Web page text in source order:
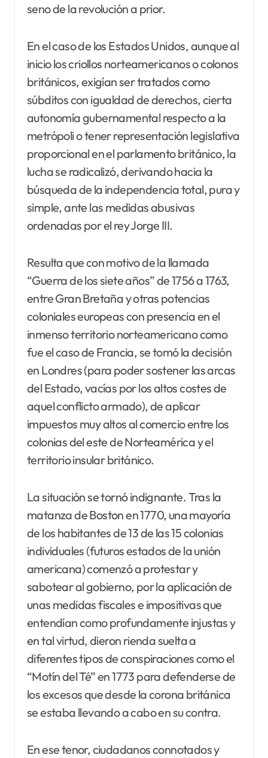
seno de la revolución a prior.
En el caso de los Estados Unidos, aunque al
inicio los criollos norteamericanos o colonos
británicos, exigían ser tratados como
súbditos con igualdad de derechos, cierta
autonomía gubernamental respecto a la
metrópoli o tener representación legislativa
proporcional en el parlamento británico, la
lucha se radicalizó, derivando hacia la
búsqueda de la independencia total, pura y
simple, ante las medidas abusivas
ordenadas por el rey Jorge III.
Resulta que con motivo de la llamada
“Guerra de los siete años” de 1756 a 1763,
entre Gran Bretaña y otras potencias
coloniales europeas con presencia en el
inmenso territorio norteamericano como
fue el caso de Francia, se tomó la decisión
en Londres (para poder sostener las arcas
del Estado, vacías por los altos costes de
aquel conflicto armado), de aplicar
impuestos muy altos al comercio entre los
colonias del este de Norteamérica y el
territorio insular británico.
La situación se tornó indignante. Tras la
matanza de Boston en 1770, una mayoría
de los habitantes de 13 de las 15 colonias
individuales (futuros estados de la unión
americana) comenzó a protestar y
sabotear al gobierno, por la aplicación de
unas medidas fiscales e impositivas que
entendían como profundamente injustas y
en tal virtud, dieron rienda suelta a
diferentes tipos de conspiraciones como el
“Motín del Té” en 1773 para defenderse de
los excesos que desde la corona británica
se estaba llevando a cabo en su contra.
En ese tenor, ciudadanos connotados y